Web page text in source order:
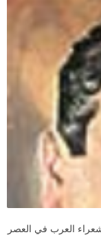
العرب في العصر